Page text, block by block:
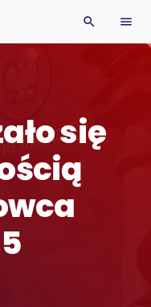
search menu
się